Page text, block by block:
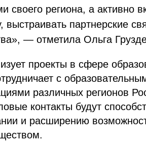
своего региона, а активно
партнерские
— отметила Ольга
проекты в сфере
с
различных регионов
контакты будут
и расширению